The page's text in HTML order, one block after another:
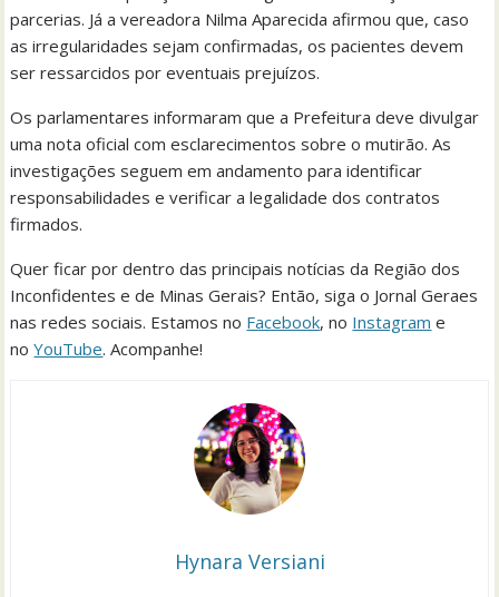
parcerias. Já a vereadora Nilma Aparecida afirmou que, caso
as irregularidades sejam confirmadas, os pacientes devem
ser ressarcidos por eventuais prejuízos.
Os parlamentares informaram que a Prefeitura deve divulgar
uma nota oficial com esclarecimentos sobre o mutirão. As
investigações seguem em andamento para identificar
responsabilidades e verificar a legalidade dos contratos
firmados.
Quer ficar por dentro das principais notícias da Região dos
Inconfidentes e de Minas Gerais? Então, siga o Jornal Geraes
nas redes sociais. Estamos no Facebook, no Instagram e
noYouTube. Acompanhe!
Hynara Versiani